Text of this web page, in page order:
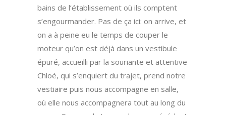
bains de l’établissement où ils comptent
s’engourmander. Pas de ça ici: on arrive, et
on a à peine eu le temps de couper le
moteur qu’on est déjà dans un vestibule
épuré, accueilli par la souriante et attentive
Chloé, qui s’enquiert du trajet, prend notre
vestiaire puis nous accompagne en salle,
où elle nous accompagnera tout au long du